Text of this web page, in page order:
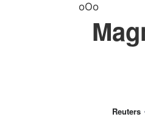
oOo
Reuters